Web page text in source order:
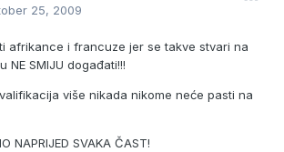
25, 2009
afrikance i francuze jer se takve stvari na
NE SMIJU događati!!!
više nikada nikome neće pasti na
NAPRIJED SVAKA ČAST!